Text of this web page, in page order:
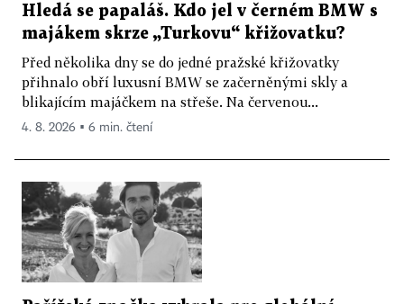
Hledá se papaláš. Kdo jel v černém BMW s
majákem skrze „Turkovu“ křižovatku?
Před několika dny se do jedné pražské křižovatky
přihnalo obří luxusní BMW se začerněnými skly a
blikajícím majáčkem na střeše. Na červenou...
4. 8. 2026 ▪ 6 min. čtení